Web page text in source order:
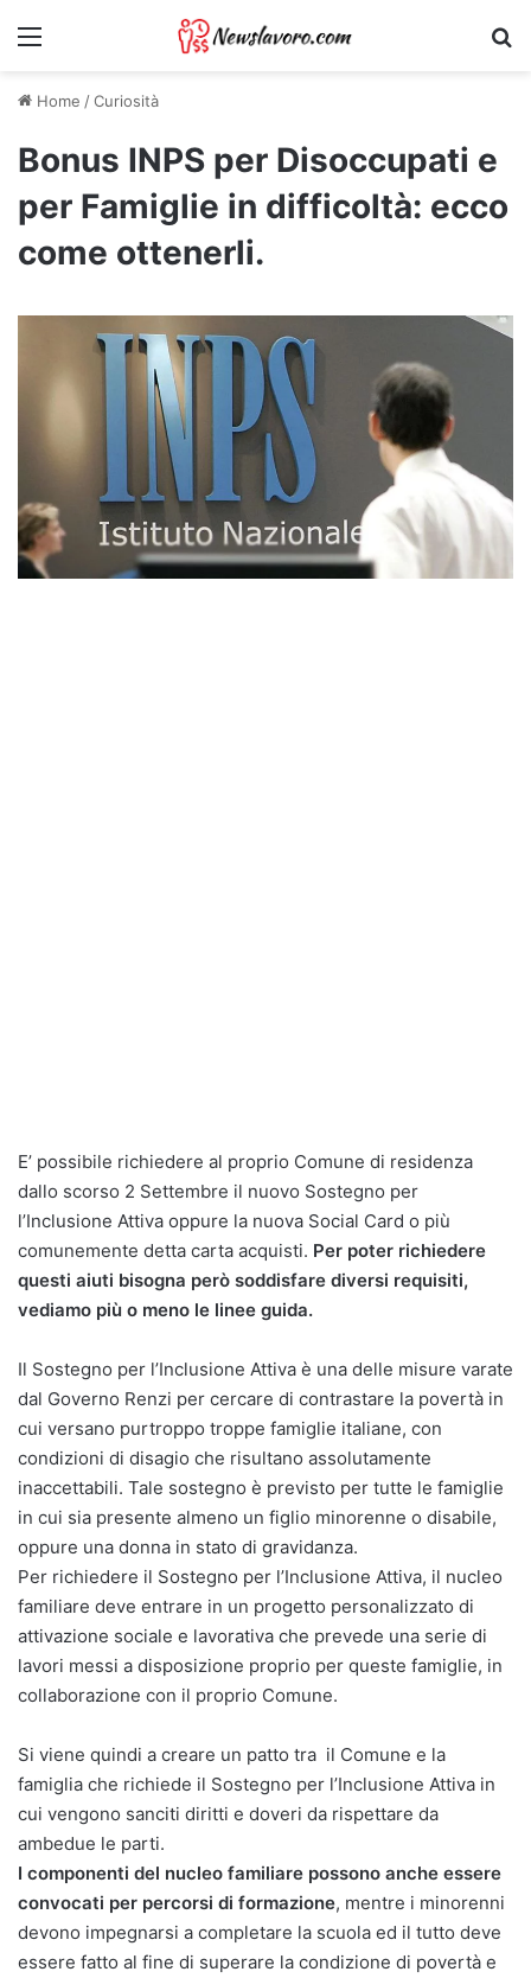
Menu
Home /Curiosità
Bonus INPS per Disoccupati e
per Famiglie in difficoltà: ecco
come ottenerli.
E’ possibile richiedere al proprio Comune di residenza
dallo scorso 2 Settembre il nuovo Sostegno per
l’Inclusione Attiva oppure la nuova Social Card o più
comunemente detta carta acquisti. Per poter richiedere
questi aiuti bisogna però soddisfare diversi requisiti,
vediamo più o meno le linee guida.
Il Sostegno per l’Inclusione Attiva è una delle misure varate
dal Governo Renzi per cercare di contrastare la povertà in
cui versano purtroppo troppe famiglie italiane, con
condizioni di disagio che risultano assolutamente
inaccettabili. Tale sostegno è previsto per tutte le famiglie
in cui sia presente almeno un figlio minorenne o disabile,
oppure una donna in stato di gravidanza.
Per richiedere il Sostegno per l’Inclusione Attiva, il nucleo
familiare deve entrare in un progetto personalizzato di
attivazione sociale e lavorativa che prevede una serie di
lavori messi a disposizione proprio per queste famiglie, in
collaborazione con il proprio Comune.
Si viene quindi a creare un patto tra il Comune e la
famiglia che richiede il Sostegno per l’Inclusione Attiva in
cui vengono sanciti diritti e doveri da rispettare da
ambedue le parti.
I componenti del nucleo familiare possono anche essere
convocati per percorsi di formazione, mentre i minorenni
devono impegnarsi a completare la scuola ed il tutto deve
essere fatto al fine di superare la condizione di povertà e